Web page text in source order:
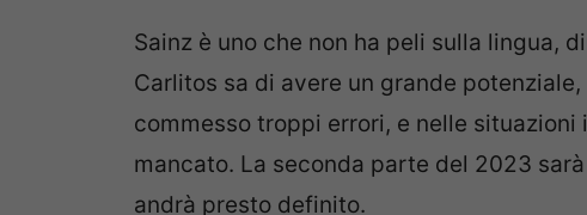
Sainz è uno che non ha peli sulla lingua,
Carlitos sa di avere un grande potenziale,
commesso troppi errori, e nelle situazioni
mancato. La seconda parte del 2023
andrà presto definito.